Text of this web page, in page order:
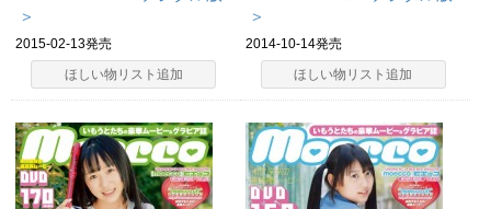
＞
2015-02-13発売
ほしい物リスト追加
＞
2014-10-14発売
ほしい物リスト追加